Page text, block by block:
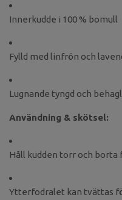
Innerkudde i 100 % bomull
Fylld med linfrön och
Lugnande tyngd och
Användning & skötsel:
Håll kudden torr och borta
Ytterfodralet kan tvättas